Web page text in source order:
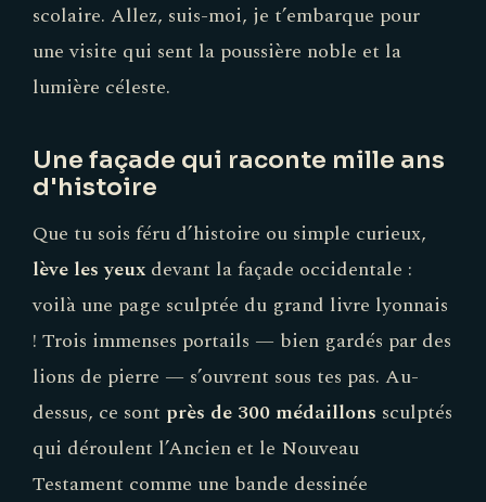
scolaire. Allez, suis-moi, je t’embarque pour
une visite qui sent la poussière noble et la
lumière céleste.
Une façade qui raconte mille ans
d'histoire
Que tu sois féru d’histoire ou simple curieux,
lève les yeux devant la façade occidentale :
voilà une page sculptée du grand livre lyonnais
! Trois immenses portails — bien gardés par des
lions de pierre — s’ouvrent sous tes pas. Au-
dessus, ce sont près de 300 médaillons sculptés
qui déroulent l’Ancien et le Nouveau
Testament comme une bande dessinée